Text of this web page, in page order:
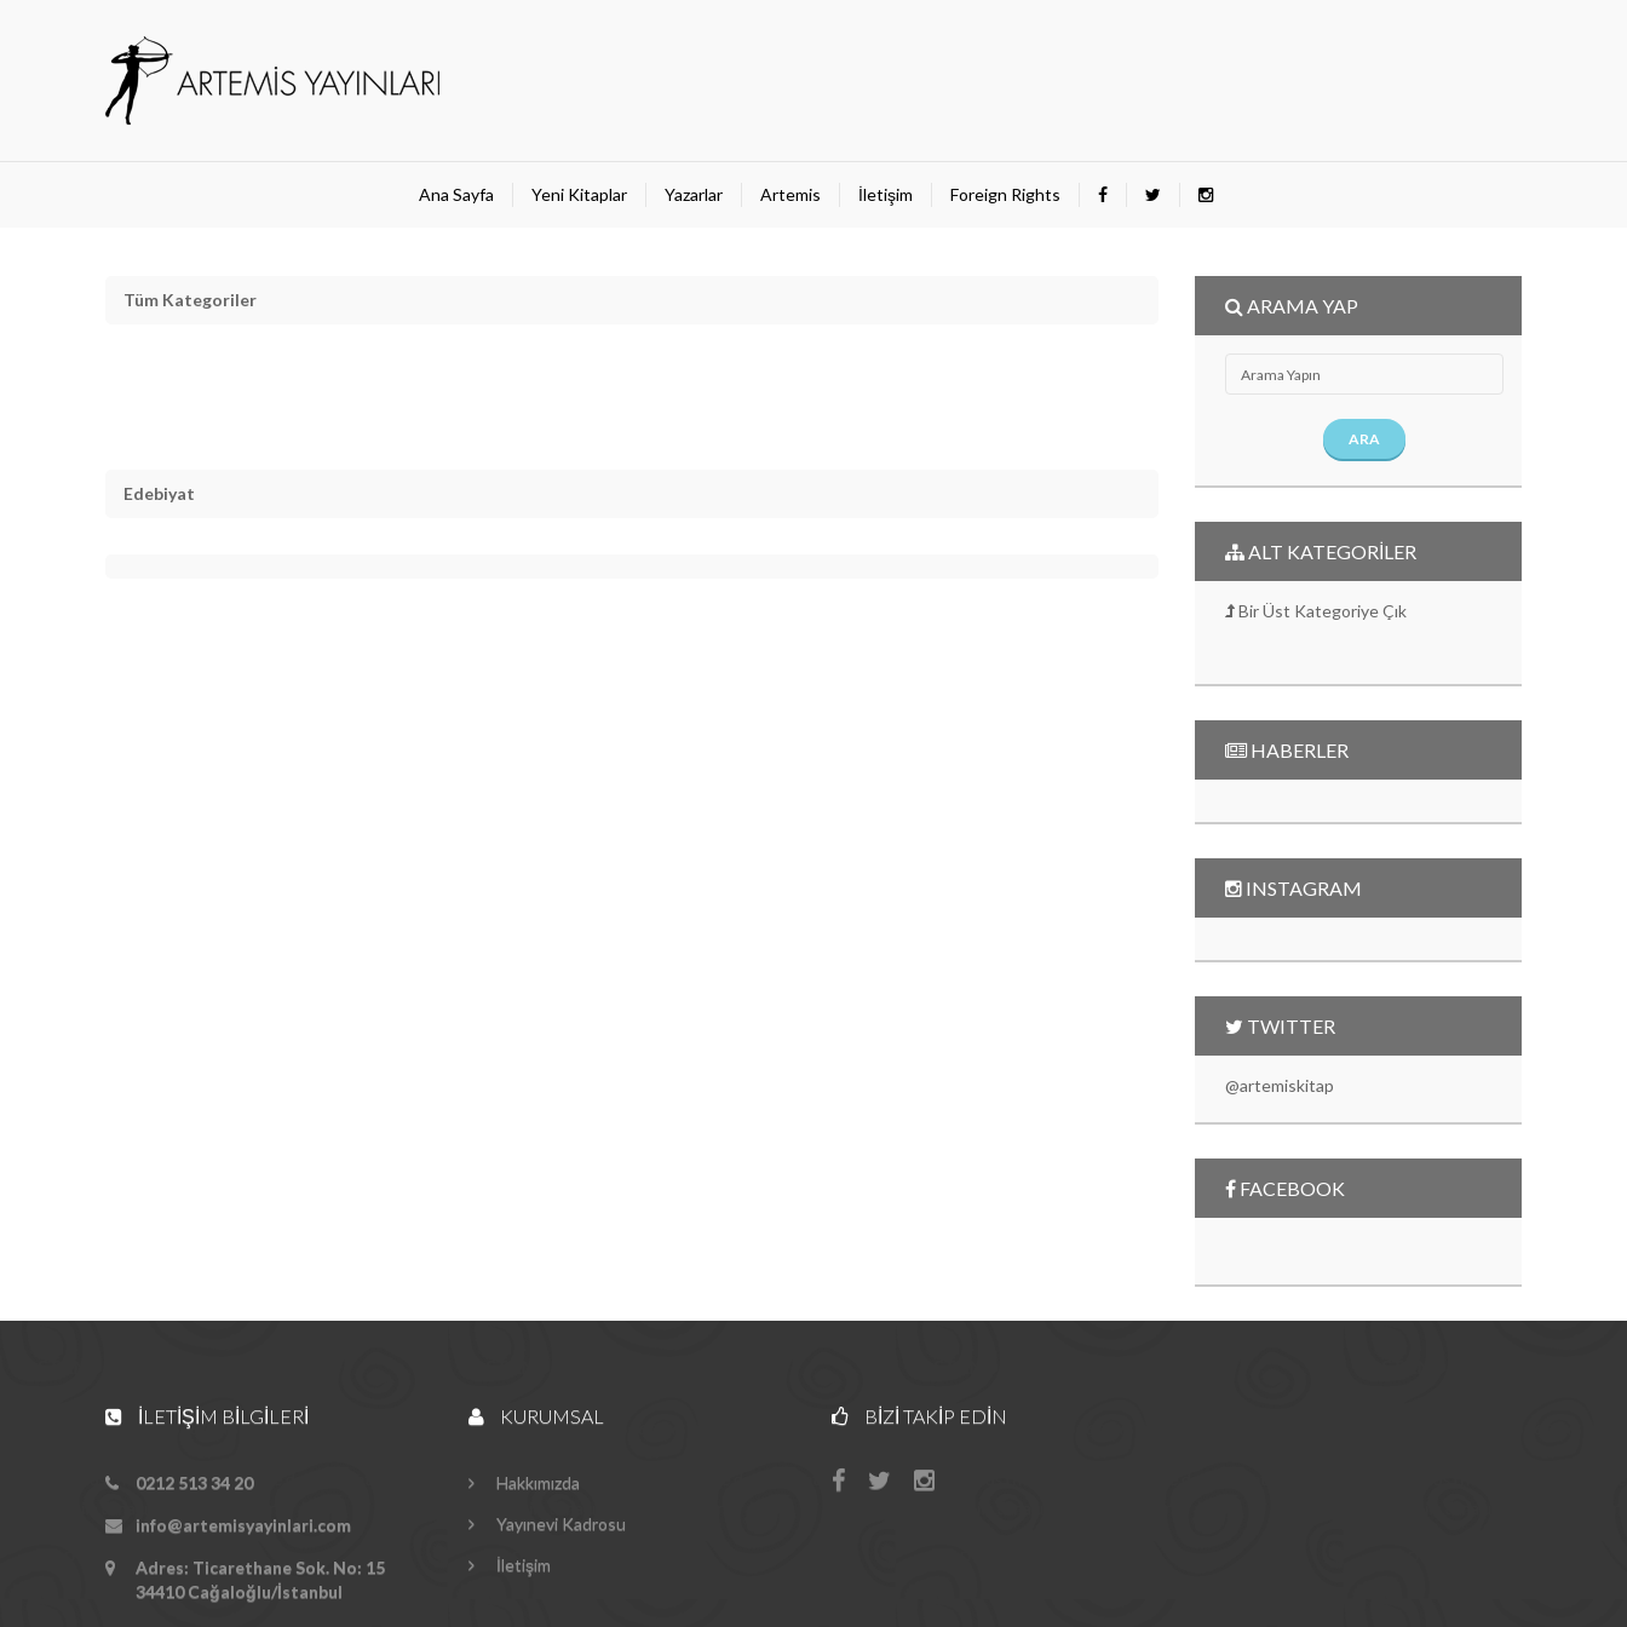
Ana Sayfa Yeni Kitaplar Yazarlar Artemis İletişim Foreign Rights
Tüm Kategoriler
Edebiyat
ARAMA YAP
ARA
ALT KATEGORİLER
Bir Üst Kategoriye Çık
HABERLER
INSTAGRAM
TWITTER
@artemiskitap
FACEBOOK
İLETIŞIM BILGILERI
0212 513 34 20
info@artemisyayinlari.com
Adres: Ticarethane Sok. No: 15
34410 Cağaloğlu/İstanbul
KURUMSAL
Hakkımızda
Yayınevi Kadrosu
İletişim
BIZI TAKIP EDIN